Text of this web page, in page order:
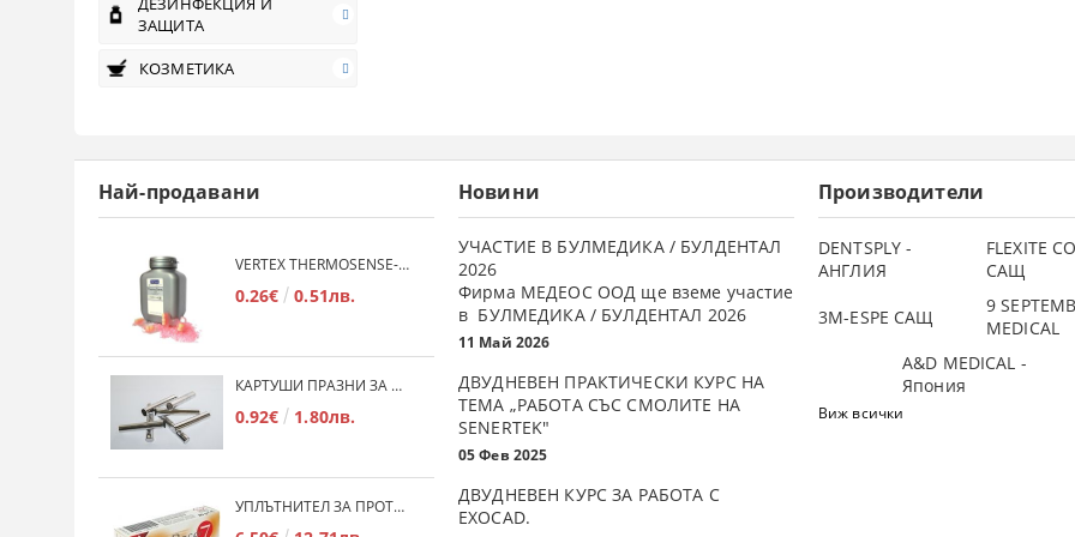
ЗАЩИТА
КОЗМЕТИКА
Най-продавани
VERTEX THERMOSENSE- ГРАНУЛАТ ЗА МЕКИ ПРОТЕЗИ
0.26€ 0.51лв.
КАРТУШИ ПРАЗНИ ЗА МЕКА ПЛАСТМАСА
0.92€ 1.80лв.
УПЛЪТНИТЕЛ ЗА ПРОТЕЗИ DINABASE 7
Новини
УЧАСТИЕ В БУЛМЕДИКА / БУЛДЕНТАЛ
2026
Фирма МЕДЕОС ООД ще вземе участие
в БУЛМЕДИКА / БУЛДЕНТАЛ 2026
11 Май 2026
ДВУДНЕВЕН ПРАКТИЧЕСКИ КУРС НА
ТЕМА „РАБОТА СЪС СМОЛИТЕ НА
SENERTEK"
05 Фев 2025
ДВУДНЕВЕН КУРС ЗА РАБОТА С
ЕXOCAD.
Производители
DENTSPLY -
АНГЛИЯ
FLEXITE
САЩ
3М-ESPE САЩ
9
MEDICAL
A&D MEDICAL -
Япония
Виж всички